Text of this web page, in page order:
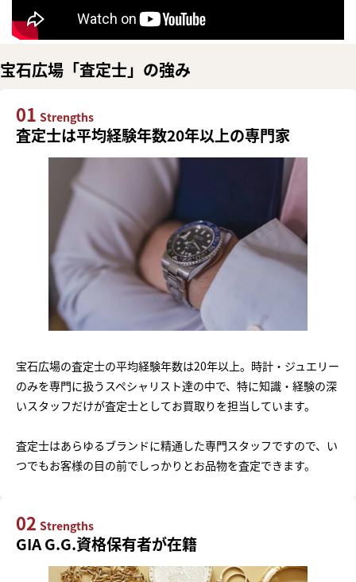
宝石広場「査定士」の強み
01 Strengths
査定士は平均経験年数20年以上の専門家
宝石広場の査定士の平均経験年数は20年以上。時計・ジュエリー
のみを専門に扱うスペシャリスト達の中で、特に知識・経験の深
いスタッフだけが査定士としてお買取りを担当しています。
査定士はあらゆるブランドに精通した専門スタッフですので、い
つでもお客様の目の前でしっかりとお品物を査定できます。
02 Strengths
GIA G.G.資格保有者が在籍